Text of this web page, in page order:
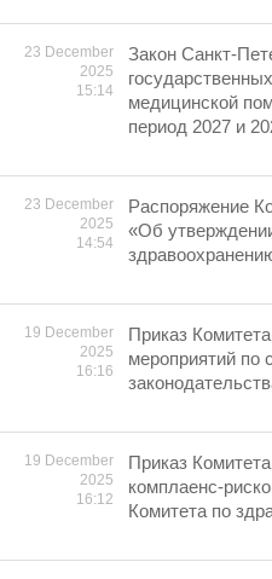
23 December
2025
15:14
Закон Санкт-
медицинской
период 2027 и
23 December
2025
14:54
Распоряжение
«Об
19 December
2025
16:16
Приказ
мероприятий по
19 December
2025
16:12
Приказ
комплаенс-
Комитета по